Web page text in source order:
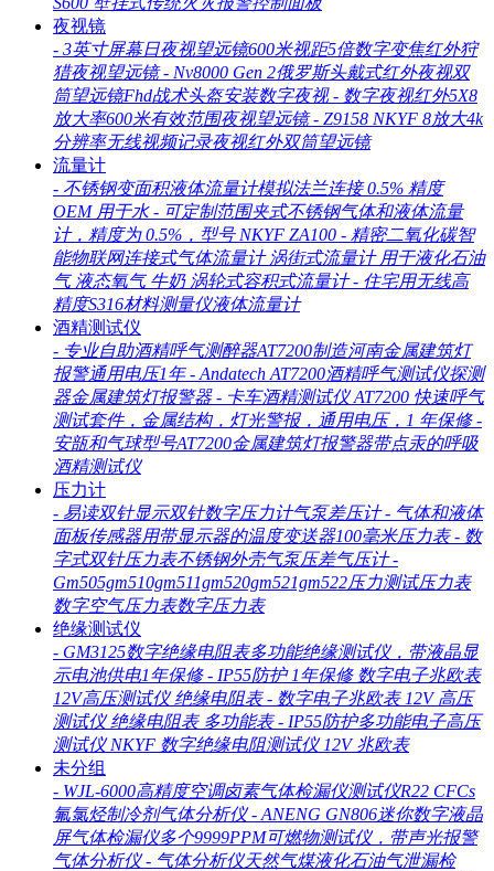
夜视镜
- 3英寸屏幕日夜视望远镜600米视距5倍数字变焦红外狩
猎夜视望远镜 - Nv8000 Gen 2俄罗斯头戴式红外夜视双
筒望远镜Fhd战术头盔安装数字夜视 - 数字夜视红外5X8
放大率600米有效范围夜视望远镜 - Z9158 NKYF 8放大4k
分辨率无线视频记录夜视红外双筒望远镜
流量计
- 不锈钢变面积液体流量计模拟法兰连接 0.5% 精度
OEM 用于水 - 可定制范围夹式不锈钢气体和液体流量
计，精度为 0.5%，型号 NKYF ZA100 - 精密二氧化碳智
能物联网连接式气体流量计 涡街式流量计 用于液化石油
气 液态氧气 牛奶 涡轮式容积式流量计 - 住宅用无线高
精度S316材料测量仪液体流量计
酒精测试仪
- 专业自助酒精呼气测醉器AT7200制造河南金属建筑灯
报警通用电压1年 - Andatech AT7200酒精呼气测试仪探测
器金属建筑灯报警器 - 卡车酒精测试仪 AT7200 快速呼气
测试套件，金属结构，灯光警报，通用电压，1 年保修 -
安瓿和气球型号AT7200金属建筑灯报警器带点汞的呼吸
酒精测试仪
压力计
- 易读双针显示双针数字压力计气泵差压计 - 气体和液体
面板传感器用带显示器的温度变送器100毫米压力表 - 数
字式双针压力表不锈钢外壳气泵压差气压计 -
Gm505gm510gm511gm520gm521gm522压力测试压力表
数字空气压力表数字压力表
绝缘测试仪
- GM3125数字绝缘电阻表多功能绝缘测试仪，带液晶显
示电池供电1年保修 - IP55防护 1年保修 数字电子兆欧表
12V高压测试仪 绝缘电阻表 - 数字电子兆欧表 12V 高压
测试仪 绝缘电阻表 多功能表 - IP55防护多功能电子高压
测试仪 NKYF 数字绝缘电阻测试仪 12V 兆欧表
未分组
- WJL-6000高精度空调卤素气体检漏仪测试仪R22 CFCs
氟氯烃制冷剂气体分析仪 - ANENG GN806迷你数字液晶
屏气体检漏仪多个9999PPM可燃物测试仪，带声光报警
气体分析仪 - 气体分析仪天然气煤液化石油气泄漏检